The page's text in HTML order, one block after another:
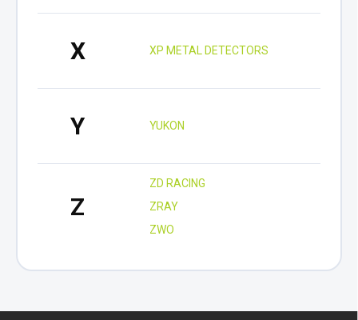
X XP METAL DETECTORS
Y YUKON
Z
ZD RACING
ZRAY
ZWO